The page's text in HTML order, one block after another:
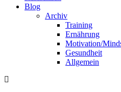
Blog
Archiv
Training
Ernährung
Motivation/
Gesundheit
Allgemein